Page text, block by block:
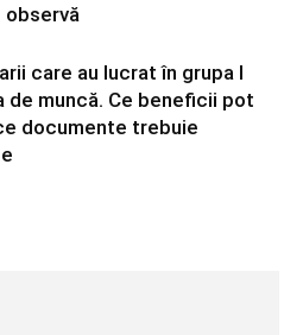
care au lucrat în grupa I
de muncă. Ce beneficii pot
documente trebuie